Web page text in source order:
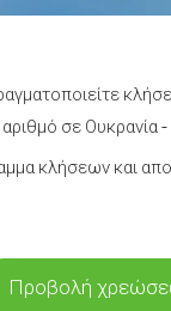
σε Ουκρανία
κλήσεων και
Προβολή